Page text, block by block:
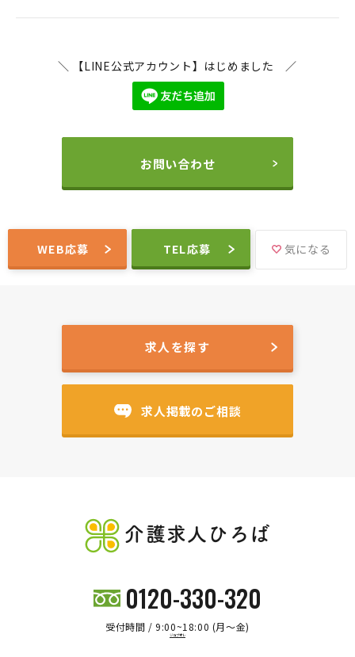
＼ 【LINE公式アカウント】はじめました ／
お問い合わせ
WEB応募 TEL応募 気になる
求人を探す
求人掲載のご相談
介護求人ひろば
0120-330-320
受付時間 / 9:00~18:00 (月～金)
ジョブオレ